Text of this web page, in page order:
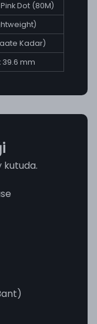
Dot (80M)
Kadar)
39.6 mm
kutuda.